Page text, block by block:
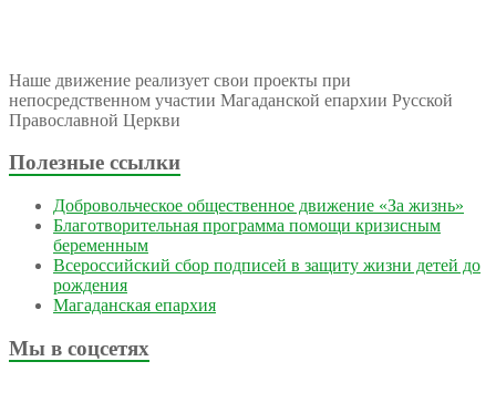
Наше движение реализует свои проекты при
непосредственном участии Магаданской епархии Русской
Православной Церкви
Полезные ссылки
Добровольческое общественное движение «За жизнь»
Благотворительная программа помощи кризисным
беременным
Всероссийский сбор подписей в защиту жизни детей до
рождения
Магаданская епархия
Мы в соцсетях